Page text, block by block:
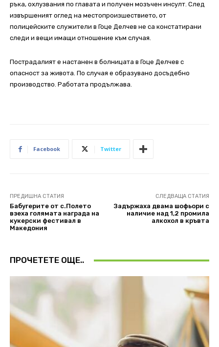
ръка, охлузвания по главата и получен мозъчен инсулт. След
извършеният оглед на местопроизшествието, от
полицейските служители в Гоце Делчев не са констатирани
следи и вещи имащи отношение към случая.
Пострадалият е настанен в болницата в Гоце Делчев с
опасност за живота. По случая е образувано досъдебно
производство. Работата продължава.
Facebook Twitter
ПРЕДИШНА СТАТИЯ
Бабугерите от с.Полето
взеха голямата награда на
кукерски фестивал в
Македония
СЛЕДВАЩА СТАТИЯ
Задържаха двама шофьори с
наличие над 1,2 промила
алкохол в кръвта
ПРОЧЕТЕТЕ ОЩЕ..